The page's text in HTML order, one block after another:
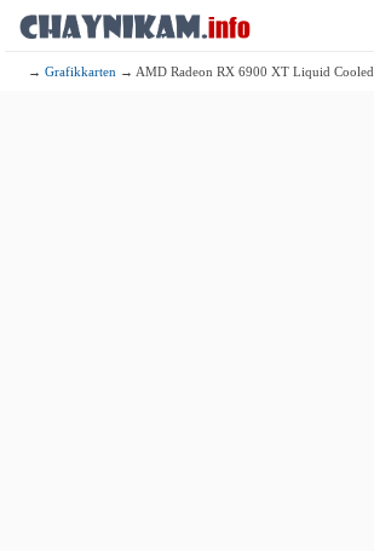
→Grafikkarten → AMD Radeon RX 6900 XT Liquid Cooled